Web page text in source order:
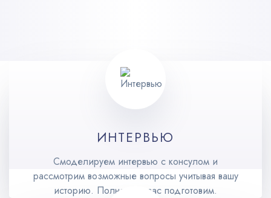
ИНТЕРВЬЮ
Смоделируем интервью с консулом и
рассмотрим возможные вопросы учитывая вашу
историю. Полностью вас подготовим.